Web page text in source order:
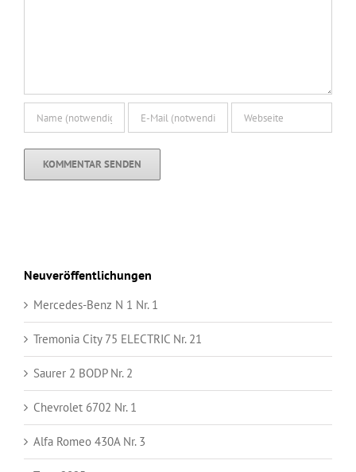
Neuveröffentlichungen
Mercedes-Benz N 1 Nr. 1
Tremonia City 75 ELECTRIC Nr. 21
Saurer 2 BODP Nr. 2
Chevrolet 6702 Nr. 1
Alfa Romeo 430A Nr. 3